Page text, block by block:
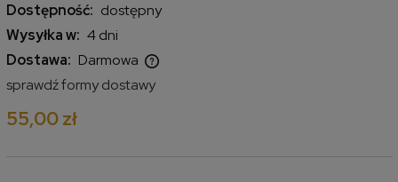
Dostępność: dostępny
Wysyłka w: 4 dni
Dostawa: Darmowa
Cena nie zawiera ewentualnych kosztów płatności
sprawdź formy dostawy
55,00 zł